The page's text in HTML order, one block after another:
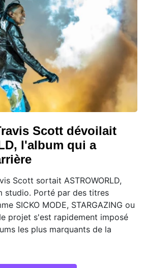
Scott dévoilait
l'album qui a
Scott sortait ASTROWORLD,
studio. Porté par des titres
SICKO MODE, STARGAZING ou
projet s'est rapidement imposé
les plus marquants de la